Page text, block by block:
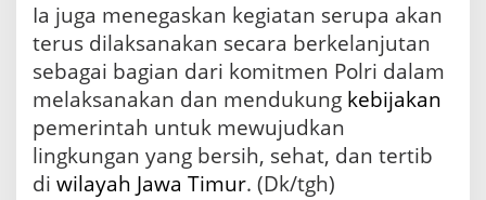
Ia juga menegaskan kegiatan serupa akan
terus dilaksanakan secara berkelanjutan
sebagai bagian dari komitmen Polri dalam
melaksanakan dan mendukung kebijakan
pemerintah untuk mewujudkan
lingkungan yang bersih, sehat, dan tertib
di wilayah Jawa Timur. (Dk/tgh)